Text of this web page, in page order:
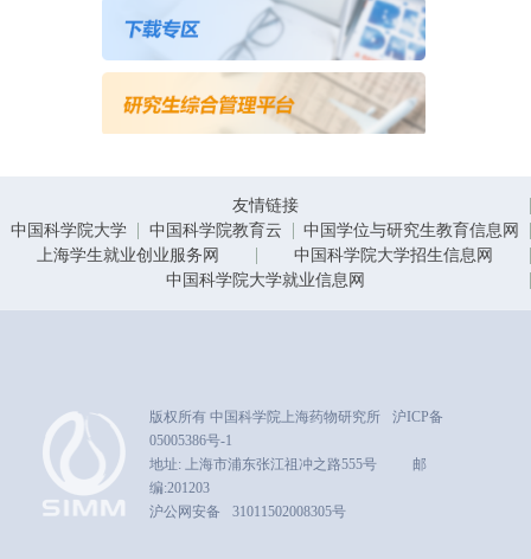
友情链接
中国科学院大学
中国科学院教育云
中国学位与研究生教育信息网
上海学生就业创业服务网
中国科学院大学招生信息网
中国科学院大学就业信息网
版权所有 中国科学院上海药物研究所
沪ICP备
05005386号-1
地址: 上海市浦东张江祖冲之路555号
邮
编:201203
沪公网安备
31011502008305号